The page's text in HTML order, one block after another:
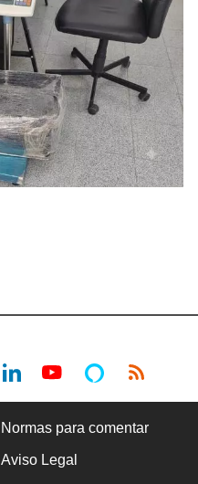
Normas para comentar
Aviso Legal